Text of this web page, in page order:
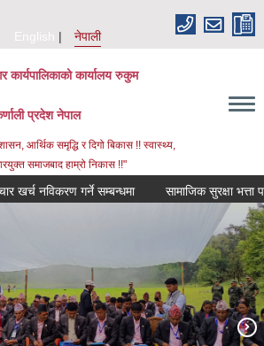
English
नेपाली
कार्यपालिकाको कार्यालय रुकुम
प्रदेश नेपाल
आर्थिक समृद्धि र दिगो बिकास !! स्वास्थ्य,
समाजबाद हाम्रो निकास !!"
नविकरण गर्ने सम्बन्धमा